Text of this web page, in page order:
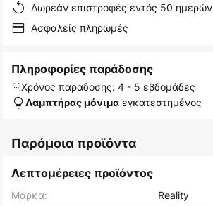
Δωρεάν επιστροφές εντός 50 ημερών
Ασφαλείς πληρωμές
Πληροφορίες παράδοσης
Χρόνος παράδοσης: 4 - 5 εβδομάδες
Λαμπτήρας μόνιμα εγκατεστημένος
Παρόμοια προϊόντα
Λεπτομέρειες προϊόντος
Μάρκα:
Reality